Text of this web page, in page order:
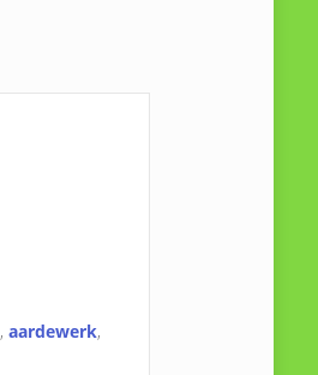
,aardewerk,